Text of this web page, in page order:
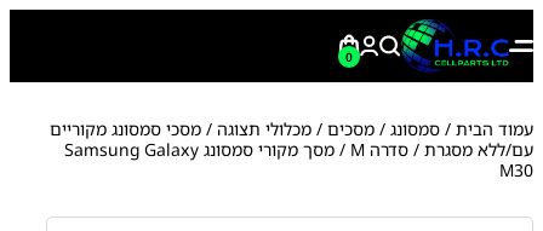
0
עמוד הבית / סמסונג / מסכים / מכלולי תצוגה / מסכי סמסונג מקוריים
עם/ללא מסגרת / סדרה M
/ מסך מקורי סמסונג Samsung Galaxy
M30